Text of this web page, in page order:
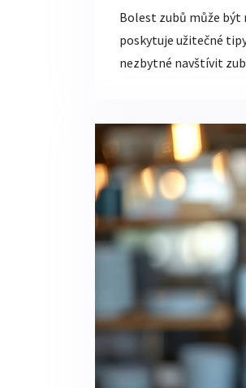
Bolest zubů může být
poskytuje užitečné
nezbytné navštívit